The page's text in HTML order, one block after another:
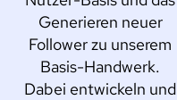
Generieren neuer
Follower zu unserem
Basis-Handwerk.
Dabei entwickeln und